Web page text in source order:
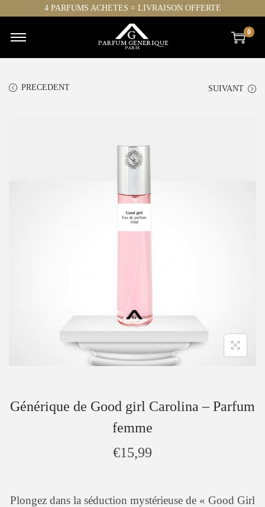
4 PARFUMS ACHETES = LIVRAISON OFFERTE
0
PRECEDENT SUIVANT
Générique de Good girl Carolina – Parfum
femme
€15,99
Plongez dans la séduction mystérieuse de « Good Girl